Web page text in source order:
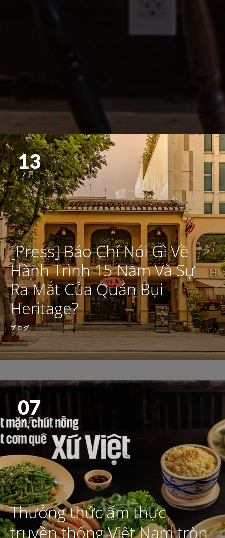
13
7月
[Press] Báo Chí Nói Gì Về
Hành Trình 15 Năm Và Sự
Ra Mắt Của Quán Bụi
Heritage?
ブログ
07
7月
Thưởng thức ẩm thực
truyền thống Việt Nam tròn